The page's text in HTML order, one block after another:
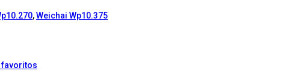
,Weichai Wp10.375